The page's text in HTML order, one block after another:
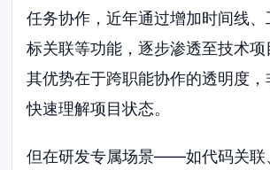
任务协作，近年通过增加时间线、
标关联等功能，逐步渗透至技术项
其优势在于跨职能协作的透明度
快速理解项目状态。
但在研发专属场景——如代码关联